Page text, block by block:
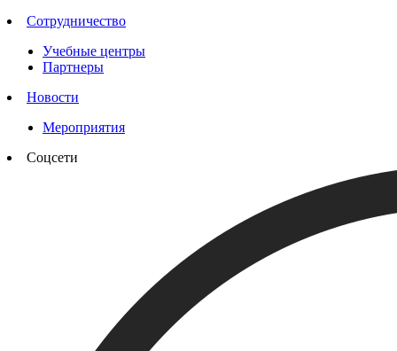
Сотрудничество
Учебные центры
Партнеры
Новости
Мероприятия
Соцсети